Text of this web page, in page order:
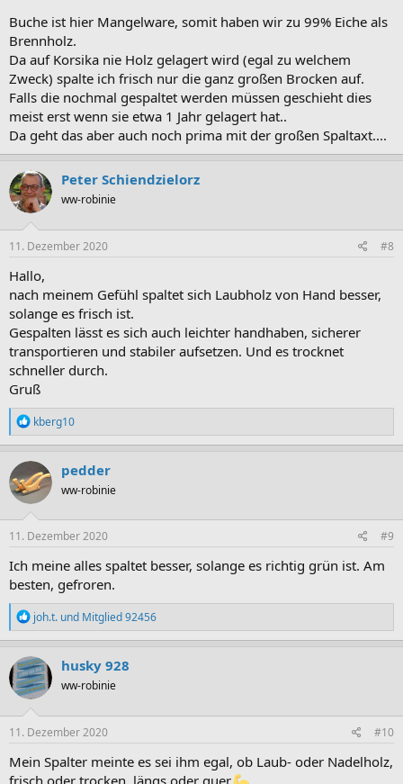
Buche ist hier Mangelware, somit haben wir zu 99% Eiche als
Brennholz.
Da auf Korsika nie Holz gelagert wird (egal zu welchem
Zweck) spalte ich frisch nur die ganz großen Brocken auf.
Falls die nochmal gespaltet werden müssen geschieht dies
meist erst wenn sie etwa 1 Jahr gelagert hat..
Da geht das aber auch noch prima mit der großen Spaltaxt....
Peter Schiendzielorz
ww-robinie
11. Dezember 2020 #8
Hallo,
nach meinem Gefühl spaltet sich Laubholz von Hand besser,
solange es frisch ist.
Gespalten lässt es sich auch leichter handhaben, sicherer
transportieren und stabiler aufsetzen. Und es trocknet
schneller durch.
Gruß
R
e
a
k
t
i
o
n
e
:
kberg10
pedder
ww-robinie
11. Dezember 2020 #9
Ich meine alles spaltet besser, solange es richtig grün ist. Am
besten, gefroren.
R
e
a
k
t
i
o
n
e
:
joh.t. und Mitglied 92456
husky 928
ww-robinie
11. Dezember 2020 #10
Mein Spalter meinte es sei ihm egal, ob Laub- oder Nadelholz,
frisch oder trocken, längs oder quer.